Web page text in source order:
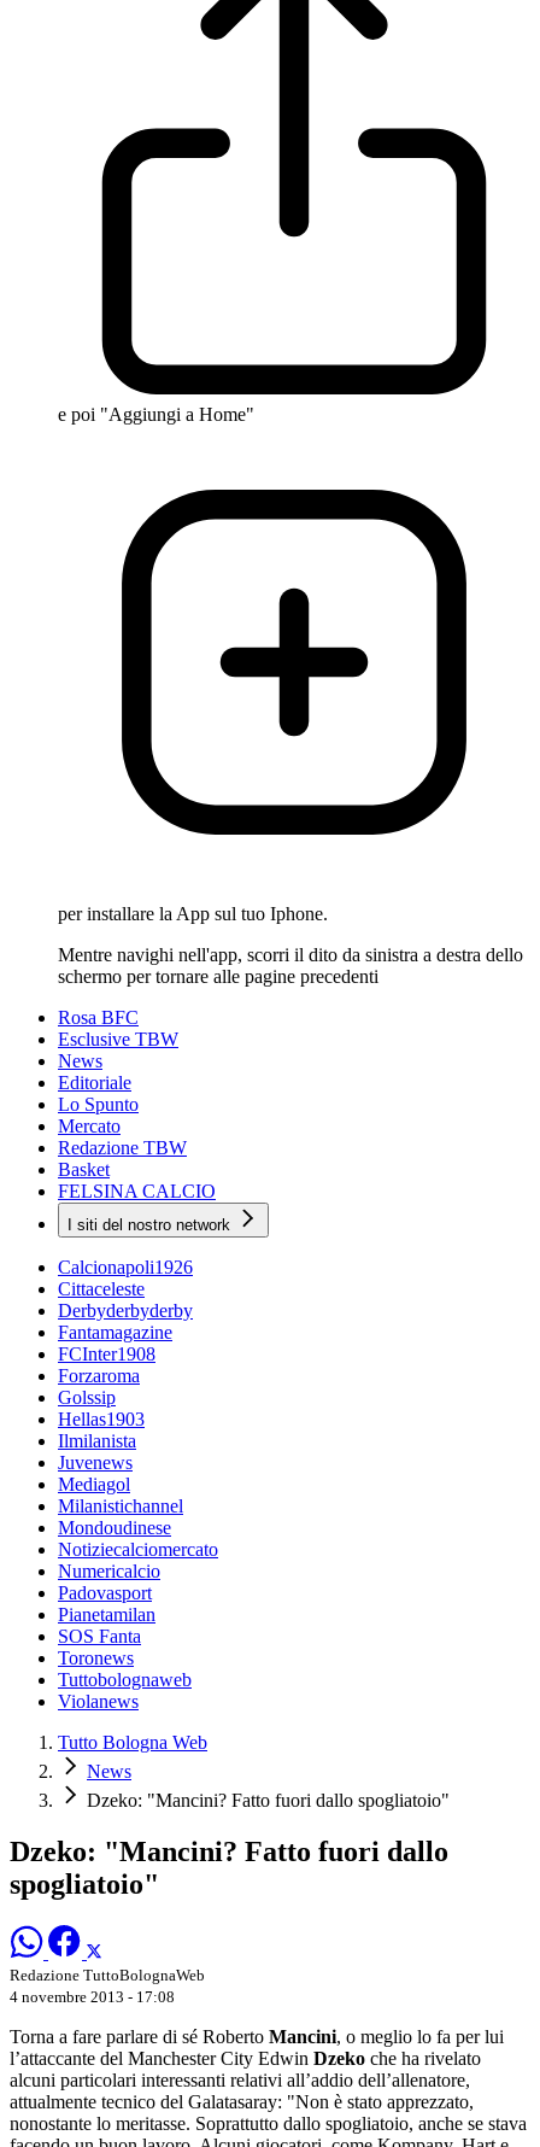
e poi "Aggiungi a Home"
per installare la App sul tuo Iphone.
Mentre navighi nell'app, scorri il dito da sinistra a destra dello
schermo per tornare alle pagine precedenti
Rosa BFC
Esclusive TBW
News
Editoriale
Lo Spunto
Mercato
Redazione TBW
Basket
FELSINA CALCIO
I siti del nostro network
Calcionapoli1926
Cittaceleste
Derbyderbyderby
Fantamagazine
FCInter1908
Forzaroma
Golssip
Hellas1903
Ilmilanista
Juvenews
Mediagol
Milanistichannel
Mondoudinese
Notiziecalciomercato
Numericalcio
Padovasport
Pianetamilan
SOS Fanta
Toronews
Tuttobolognaweb
Violanews
Tutto Bologna Web
News
Dzeko: "Mancini? Fatto fuori dallo spogliatoio"
Dzeko: "Mancini? Fatto fuori dallo
spogliatoio"
Redazione TuttoBolognaWeb
4 novembre 2013 - 17:08
Torna a fare parlare di sé Roberto Mancini, o meglio lo fa per lui
l’attaccante del Manchester City Edwin Dzeko che ha rivelato
alcuni particolari interessanti relativi all’addio dell’allenatore,
attualmente tecnico del Galatasaray: "Non è stato apprezzato,
nonostante lo meritasse. Soprattutto dallo spogliatoio, anche se stava